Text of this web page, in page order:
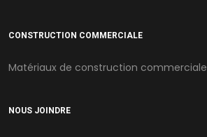
CONSTRUCTION COMMERCIALE
Matériaux de construction commerciale
NOUS JOINDRE